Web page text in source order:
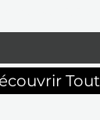
Tout